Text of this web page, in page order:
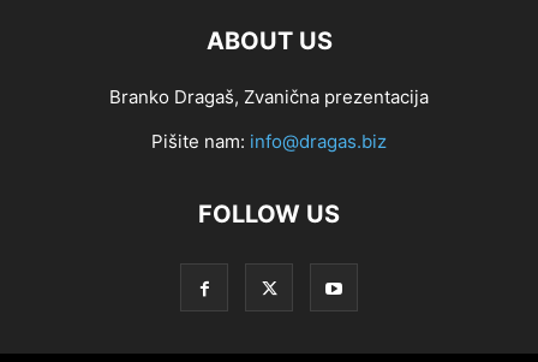
ABOUT US
Branko Dragaš, Zvanična prezentacija
Pišite nam: info@dragas.biz
FOLLOW US